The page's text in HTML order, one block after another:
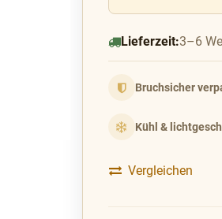
Lieferzeit:3–6
Bruchsicher
Kühl &
Vergleichen